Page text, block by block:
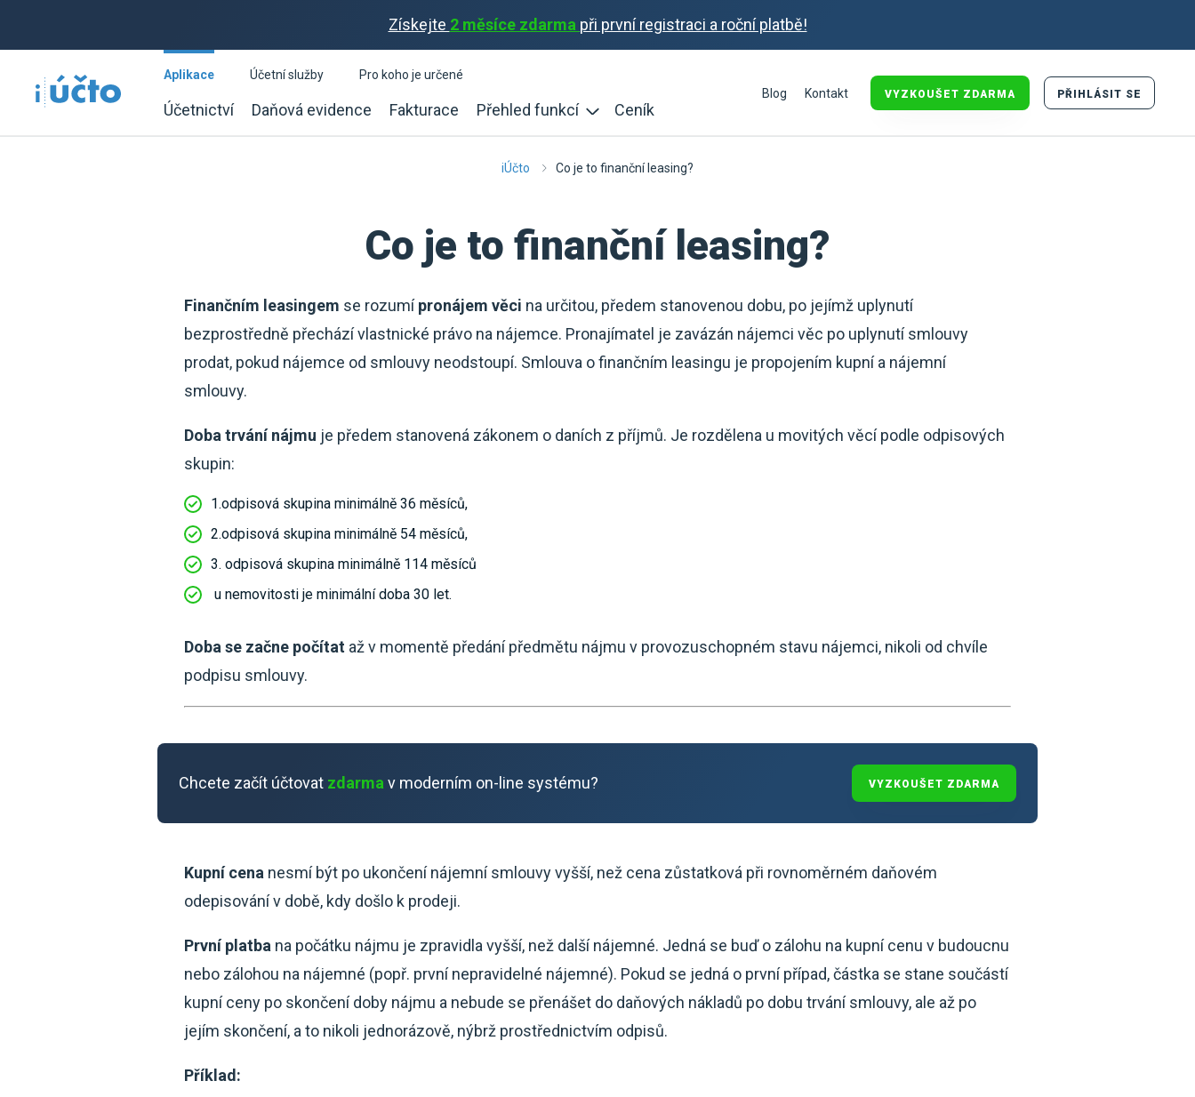
Získejte 2 měsíce zdarma při první registraci a roční platbě!
Aplikace
Účetnictví Daňová evidence Fakturace Přehled funkcí Ceník
Účetní služby
Pro koho je určené
Blog
Kontakt VYZKOUŠET ZDARMA PŘIHLÁSIT SE
iÚčto Co je to finanční leasing?
Co je to finanční leasing?
Finančním leasingem se rozumípronájem věci na určitou, předem stanovenou dobu, po jejímž uplynutí
bezprostředně přechází vlastnické právo na nájemce. Pronajímatel je zavázán nájemci věc po uplynutí smlouvy
prodat, pokud nájemce od smlouvy neodstoupí. Smlouva o finančním leasingu je propojením kupní a nájemní
smlouvy.
Doba trvání nájmu je předem stanovená zákonem o daních z příjmů. Je rozdělena u movitých věcí podle odpisových
skupin:
1.odpisová skupina minimálně 36 měsíců,
2.odpisová skupina minimálně 54 měsíců,
3. odpisová skupina minimálně 114 měsíců
u nemovitosti je minimální doba 30 let.
Doba se začne počítat až v momentě předání předmětu nájmu v provozuschopném stavu nájemci, nikoli od chvíle
podpisu smlouvy.
Chcete začít účtovat zdarma v moderním on-line systému? VYZKOUŠET ZDARMA
Kupní cena nesmí být po ukončení nájemní smlouvy vyšší, než cena zůstatková při rovnoměrném daňovém
odepisování v době, kdy došlo k prodeji.
První platba na počátku nájmu je zpravidla vyšší, než další nájemné. Jedná se buď o zálohu na kupní cenu v budoucnu
nebo zálohou na nájemné (popř. první nepravidelné nájemné). Pokud se jedná o první případ, částka se stane součástí
kupní ceny po skončení doby nájmu a nebude se přenášet do daňových nákladů po dobu trvání smlouvy, ale až po
jejím skončení, a to nikoli jednorázově, nýbrž prostřednictvím odpisů.
Příklad: